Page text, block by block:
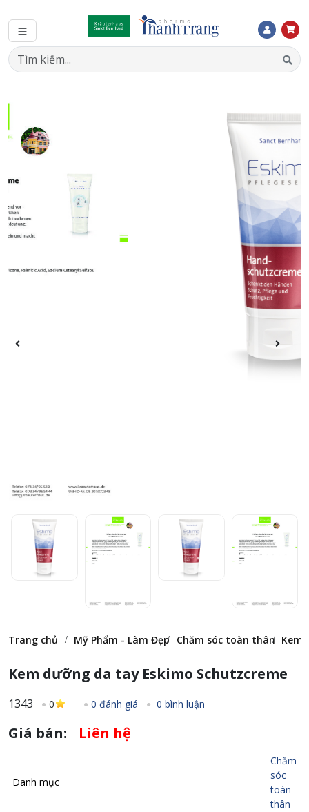
Trang chủ Mỹ Phẩm - Làm Đẹp Chăm sóc toàn thân Kem
Kem dưỡng da tay Eskimo Schutzcreme
1343 0 0 đánh giá 0 bình luận
Giá bán: Liên hệ
Danh mục
Chăm
sóc
toàn
thân